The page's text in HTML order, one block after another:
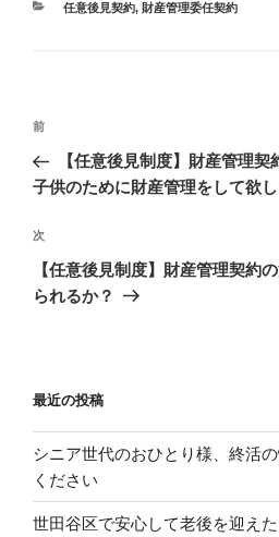
カ
任意後見契約, 財産管理委任契約
投
ナ
ゲ
ー
シ
過
去
の
稿
前
【任意後見制度】財産管理
子供のために財産管理をして欲
次
の
投
次
【任意後見制度】財産管理契
られるか？
最近の投稿
シニア世代のおひとり様、終活
ください
世田谷区で安心して老後を迎え